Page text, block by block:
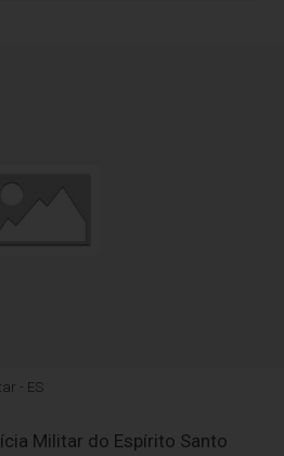
- ES
Militar do Espírito Santo